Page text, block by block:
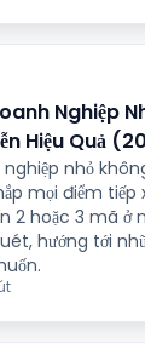
Nghiệp
Hiệu Quả
nhỏ
mọi điểm tiếp
2 hoặc 3 mã ở
hướng tới